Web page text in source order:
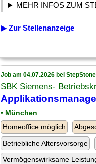
MEHR INFOS ZUM
▶ Zur Stellenanzeige
Job am 04.07.2026 bei
SBK Siemens-
• München
Homeoffice möglich
Betriebliche Altersvorsorge
Vermögenswirksame